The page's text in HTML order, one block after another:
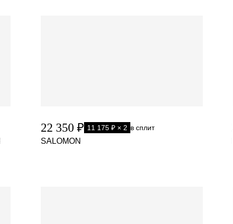
22 350 ₽ 11 175 ₽ × 2 в сплит
SALOMON